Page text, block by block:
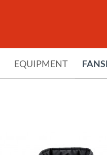
EQUIPMENT